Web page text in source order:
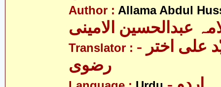
Author : Allama Abdul
عبدالحسین الامینی
Translator : - مولانا سیّد علی اختر
رضوی